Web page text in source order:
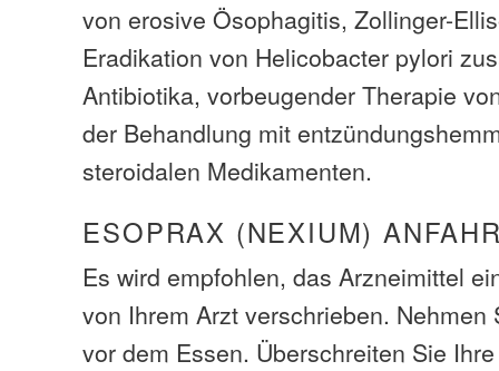
von erosive Ösophagitis, Zollinger-
Eradikation von Helicobacter pylori
Antibiotika, vorbeugender Therapie
der Behandlung mit
steroidalen Medikamenten.
ESOPRAX (NEXIUM)
Es wird empfohlen, das Arzneimittel
von Ihrem Arzt verschrieben.
vor dem Essen. Überschreiten Sie